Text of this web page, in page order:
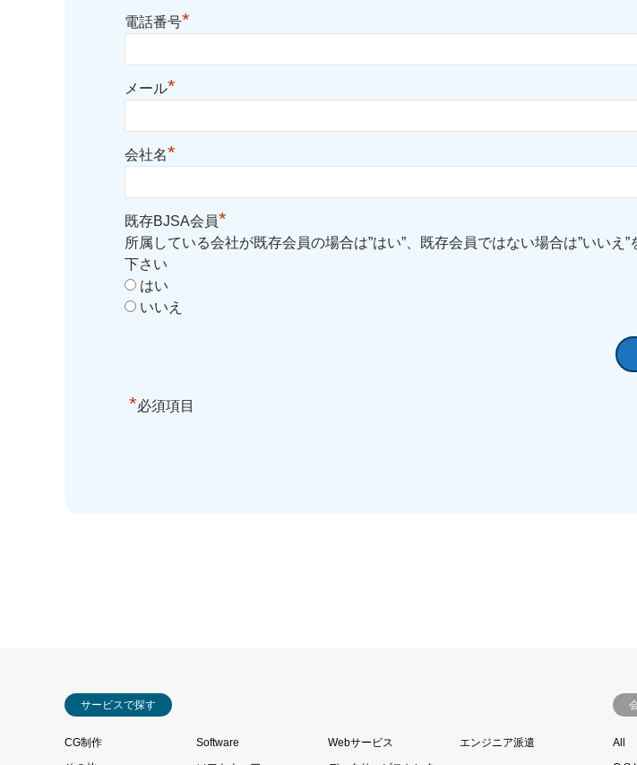
電話番号*
メール*
会社名*
既存BJSA会員*
所属している会社が既存会員の場合は”はい”、既存会員ではない場合は”いいえ”
下さい
はい
いいえ
*必須項目
サービスで探す
CG制作 Software Webサービス
エンジニア派遣
All